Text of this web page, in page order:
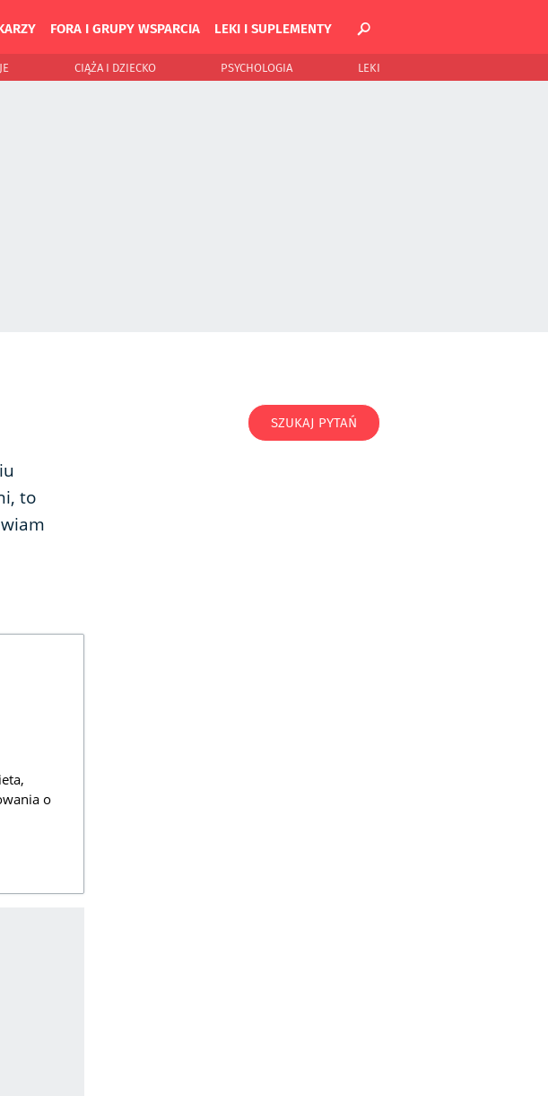
FORA I GRUPY WSPARCIA LEKI I SUPLEMENTY
CIĄŻA I DZIECKO PSYCHOLOGIA LEKI
to
o
SZUKAJ PYTAŃ